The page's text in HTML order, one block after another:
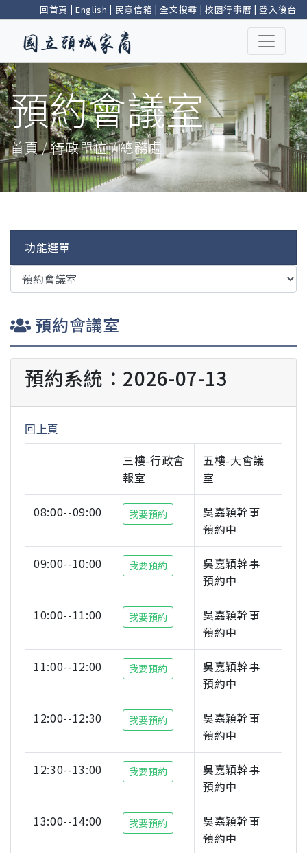
回首頁 | English | 民意信箱 |全文搜尋 | 校園行事曆 |登入後台
預約會議室
首頁 / 行政單位 / 總務處
功能選單
預約會議室
預約系統：2026-07-13
回上頁
三樓-行政會
報室
五樓-大會議
室
08:00--09:00 我要預約
吳嘉穎幹事
預約中
09:00--10:00 我要預約
吳嘉穎幹事
預約中
10:00--11:00 我要預約
吳嘉穎幹事
預約中
11:00--12:00 我要預約
吳嘉穎幹事
預約中
12:00--12:30 我要預約
吳嘉穎幹事
預約中
12:30--13:00 我要預約
吳嘉穎幹事
預約中
13:00--14:00 我要預約
吳嘉穎幹事
預約中